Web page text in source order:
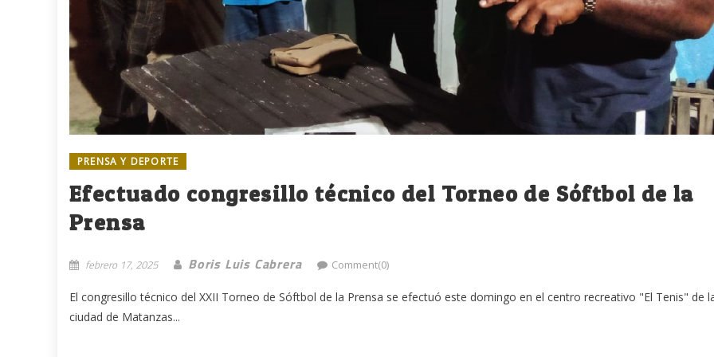
PRENSA Y DEPORTE
Efectuado congresillo técnico del Torneo de Sóftbol de la
Prensa
febrero 17, 2025 Boris Luis Cabrera Comment(0)
El congresillo técnico del XXII Torneo de Sóftbol de la Prensa se efectuó este domingo en el centro recreativo "El Tenis" de
ciudad de Matanzas...